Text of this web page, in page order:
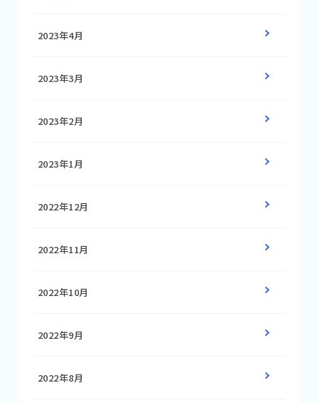
2023年4月
2023年3月
2023年2月
2023年1月
2022年12月
2022年11月
2022年10月
2022年9月
2022年8月